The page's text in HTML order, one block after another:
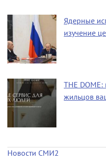
Ядерные
изучение
THE
жильцов
Новости СМИ2